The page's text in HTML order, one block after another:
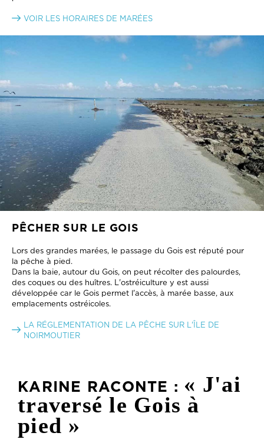
VOIR LES HORAIRES DE MARÉES
PÊCHER SUR LE GOIS
Lors des grandes marées, le passage du Gois est réputé pour
la pêche à pied.
Dans la baie, autour du Gois, on peut récolter des palourdes,
des coques ou des huîtres. L'ostréiculture y est aussi
développée car le Gois permet l'accès, à marée basse, aux
emplacements ostréicoles.
LA RÉGLEMENTATION DE LA PÊCHE SUR L'ÎLE DE
NOIRMOUTIER
KARINE RACONTE : « J'ai
traversé le Gois à
pied »